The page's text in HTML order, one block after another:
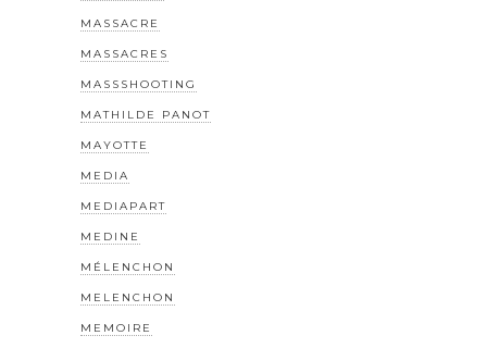
MASSACRE
MASSACRES
MASSSHOOTING
MATHILDE PANOT
MAYOTTE
MEDIA
MEDIAPART
MEDINE
MÉLENCHON
MELENCHON
MEMOIRE